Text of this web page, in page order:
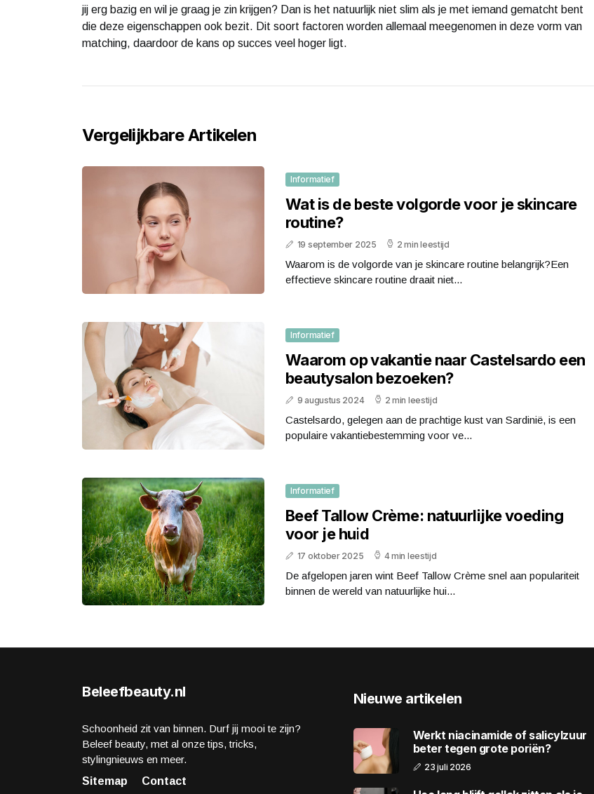
jij erg bazig en wil je graag je zin krijgen? Dan is het natuurlijk niet slim als je met iemand gematcht bent
die deze eigenschappen ook bezit. Dit soort factoren worden allemaal meegenomen in deze vorm van
matching, daardoor de kans op succes veel hoger ligt.
Vergelijkbare Artikelen
Informatief
Wat is de beste volgorde voor je skincare
routine?
19 september 2025 2 min leestijd
Waarom is de volgorde van je skincare routine belangrijk?Een
effectieve skincare routine draait niet...
Informatief
Waarom op vakantie naar Castelsardo een
beautysalon bezoeken?
9 augustus 2024 2 min leestijd
Castelsardo, gelegen aan de prachtige kust van Sardinië, is een
populaire vakantiebestemming voor ve...
Informatief
Beef Tallow Crème: natuurlijke voeding
voor je huid
17 oktober 2025 4 min leestijd
De afgelopen jaren wint Beef Tallow Crème snel aan populariteit
binnen de wereld van natuurlijke hui...
Beleefbeauty.nl
Schoonheid zit van binnen. Durf jij mooi te zijn?
Beleef beauty, met al onze tips, tricks,
stylingnieuws en meer.
Sitemap
Contact
Nieuwe artikelen
Werkt niacinamide of salicylzuur
beter tegen grote poriën?
23 juli 2026